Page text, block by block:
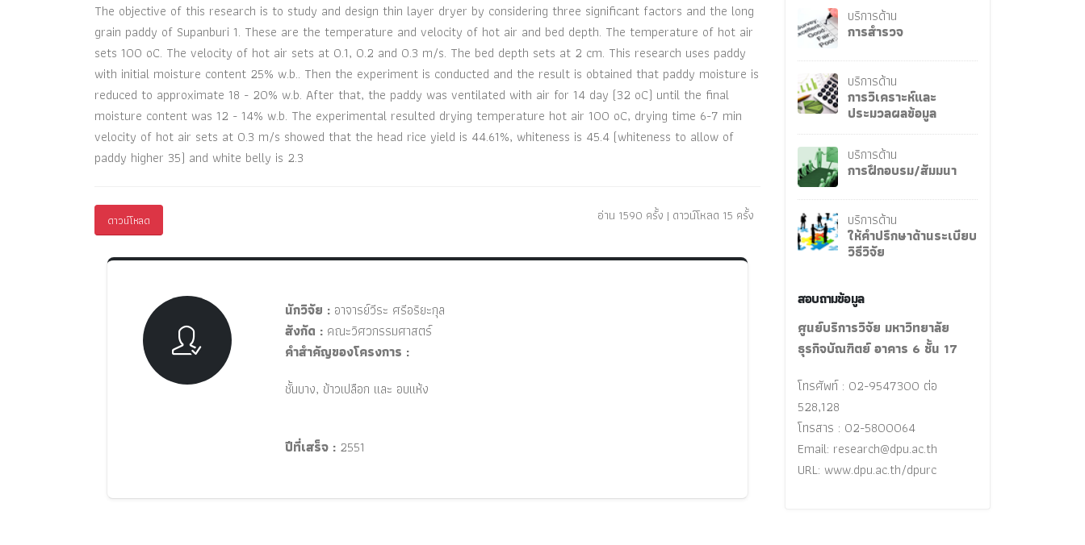
The objective of this research is to study and design thin layer dryer by considering three significant factors and the long
grain paddy of Supanburi 1. These are the temperature and velocity of hot air and bed depth. The temperature of hot air
sets 100 oC. The velocity of hot air sets at 0.1, 0.2 and 0.3 m/s. The bed depth sets at 2 cm. This research uses paddy
with initial moisture content 25% w.b.. Then the experiment is conducted and the result is obtained that paddy moisture is
reduced to approximate 18 - 20% w.b. After that, the paddy was ventilated with air for 14 day (32 oC) until the final
moisture content was 12 - 14% w.b. The experimental resulted drying temperature hot air 100 oC, drying time 6-7 min
velocity of hot air sets at 0.3 m/s showed that the head rice yield is 44.61%, whiteness is 45.4 (whiteness to allow of
paddy higher 35) and white belly is 2.3
ดาวน์โหลด อ่าน 1590 ครั้ง | ดาวน์โหลด 15 ครั้ง
นักวิจัย : อาจารย์วีระ ศรีอริยะกุล
สังกัด : คณะวิศวกรรมศาสตร์
คำสำคัญของโครงการ :
ชั้นบาง, ข้าวเปลือก และ อบแห้ง
ปีที่เสร็จ : 2551
บริการด้าน
การสำรวจ
บริการด้าน
การวิเคราะห์และ
ประมวลผลข้อมูล
บริการด้าน
การฝึกอบรม/สัมมนา
บริการด้าน
ให้คำปรึกษาด้านระเบียบ
วิธีวิจัย
สอบถามข้อมูล
ศูนย์บริการวิจัย มหาวิทยาลัย
ธุรกิจบัณฑิตย์ อาคาร 6 ชั้น 17
โทรศัพท์ : 02-9547300 ต่อ
528,128
โทรสาร : 02-5800064
Email: research@dpu.ac.th
URL: www.dpu.ac.th/dpurc